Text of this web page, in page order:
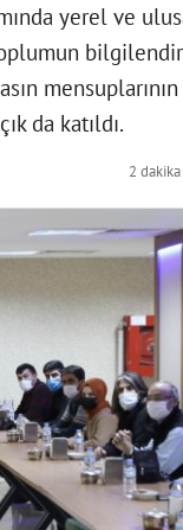
yerel ve
da katıldı.
2